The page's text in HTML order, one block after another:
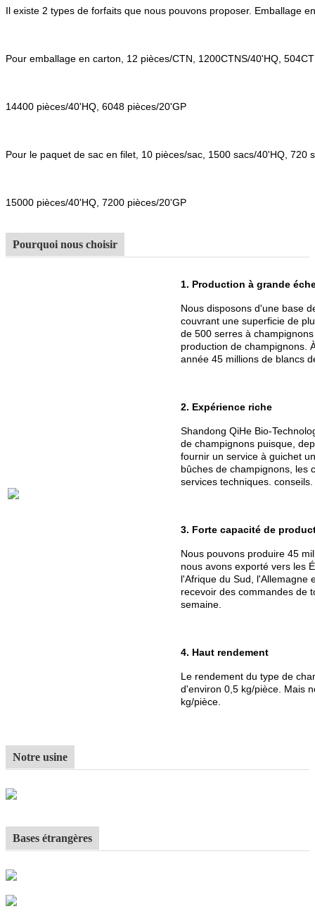
Il existe 2 types de forfaits que nous pouvons proposer. Emballage
Pour emballage en carton, 12 pièces/CTN, 1200CTNS/40'HQ,
14400 pièces/40'HQ, 6048 pièces/20'GP
Pour le paquet de sac en filet, 10 pièces/sac, 1500 sacs/40'HQ, 720
15000 pièces/40'HQ, 7200 pièces/20'GP
Pourquoi nous choisir
1. Production à grande
Nous disposons d'une base
couvrant une superficie de
de 500 serres à
production de champignons.
année 45 millions de blancs
2. Expérience riche
Shandong QiHe Bio-
de champignons puisque,
fournir un service à guichet
bûches de champignons, les
services techniques. conseils.
3. Forte capacité de
Nous pouvons produire 45
nous avons exporté vers les
l'Afrique du Sud, l'Allemagne
recevoir des commandes de
semaine.
4. Haut rendement
Le rendement du type de
d'environ 0,5 kg/pièce. Mais
kg/pièce.
Notre usine
Bases étrangères